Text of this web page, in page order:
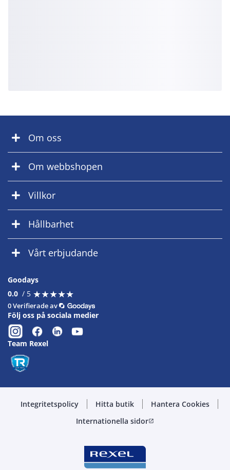
Om oss
Om webbshopen
Villkor
Hållbarhet
Vårt erbjudande
Goodays
0.0 / 5 ★★★★★
★★★★★
0 Verifierade av
Följ oss på sociala medier
Team Rexel
Integritetspolicy Hitta butik
Hantera Cookies
Internationella sidoropen_in_new